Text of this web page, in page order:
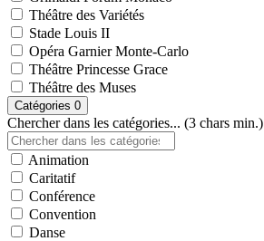
Théâtre des Variétés
Stade Louis II
Opéra Garnier Monte-Carlo
Théâtre Princesse Grace
Théâtre des Muses
Catégories 0
Chercher dans les catégories... (3 chars min.)
Animation
Caritatif
Conférence
Convention
Danse